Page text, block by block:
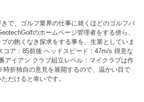
きで、ゴルフ業界の仕事に就くほどのゴルフバ
のホームページ管理者をする傍ら、
の飽くなき探求をする事を、生業としていま
コア：85前後 ヘッドスピード：47m/s 得意な
アイアン クラブ組立レベル：マイクラブは作
折独自の意見を展開するので、温かい目で
だけると幸いです。